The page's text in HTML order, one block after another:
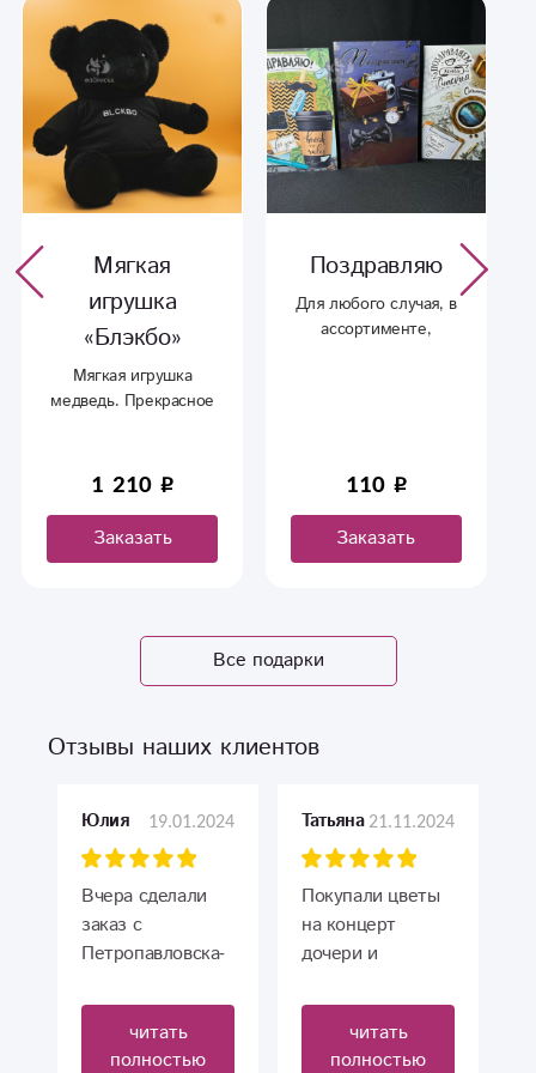
Мягкая
игрушка
«Блэкбо»
Мягкая игрушка
медведь. Прекрасное
1 210
Заказать
Поздравляю
Для любого случая, в
ассортименте,
110
Заказать
Все подарки
Отзывы наших клиентов
Юлия 19.01.2024
Вчера сделали
заказ с
Петропавловска-
Свежие цветочки,
по цене можно
читать
полностью
Татьяна 21.11.2024
Покупали цветы
на концерт
дочери и
впервые была
читать
полностью